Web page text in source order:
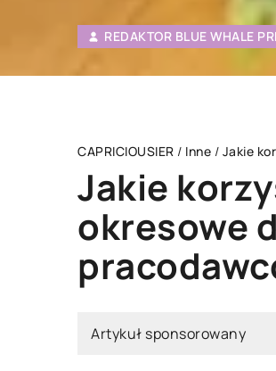
REDAKTOR BLUE WHALE
CAPRICIOUSIER / Inne / Jakie
Jakie
okresowe
Artykuł sponsorowany